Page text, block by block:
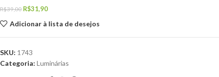
R$39,00 R$31,90
Adicionar à lista de desejos
SKU: 1743
Categoria: Luminárias